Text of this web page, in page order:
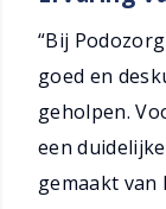
“Bij
goed en
geholpen.
een
gemaakt van